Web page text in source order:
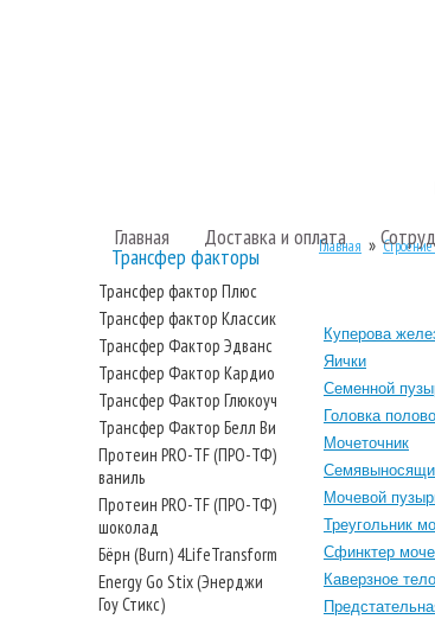
Главная Доставка и оплата
Трансфер факторы
Трансфер фактор Плюс
Трансфер фактор Классик
Трансфер Фактор Эдванс
Трансфер Фактор Кардио
Трансфер Фактор Глюкоуч
Трансфер Фактор Белл Ви
Протеин PRO-TF (ПРО-ТФ)
ваниль
Протеин PRO-TF (ПРО-ТФ)
шоколад
Бёрн (Burn) 4LifeTransform
Energy Go Stix (Энерджи
Гоу Стикс)
Главная »
Куперова
Яички
Семенной
Головка
Мочеточник
Мочевой
Треугольник
Сфинктер
Каверзное тело